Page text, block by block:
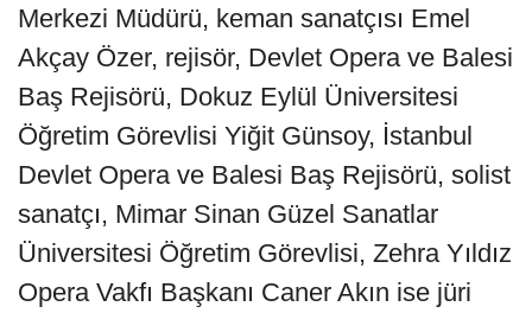
Merkezi Müdürü, keman sanatçısı Emel
Akçay Özer, rejisör, Devlet Opera ve Balesi
Baş Rejisörü, Dokuz Eylül Üniversitesi
Öğretim Görevlisi Yiğit Günsoy, İstanbul
Devlet Opera ve Balesi Baş Rejisörü, solist
sanatçı, Mimar Sinan Güzel Sanatlar
Üniversitesi Öğretim Görevlisi, Zehra Yıldız
Opera Vakfı Başkanı Caner Akın ise jüri